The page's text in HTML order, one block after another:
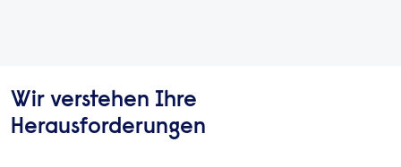
Wir verstehen Ihre
Herausforderungen